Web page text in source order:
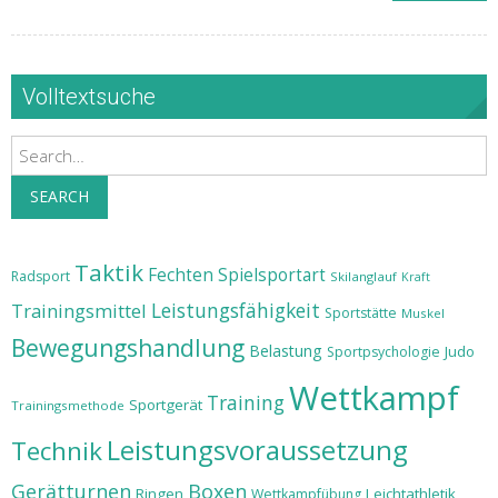
Volltextsuche
Search
SEARCH
Radsport Taktik Fechten Spielsportart Skilanglauf Kraft
Trainingsmittel Leistungsfähigkeit Sportstätte Muskel
Bewegungshandlung Belastung Sportpsychologie Judo
Trainingsmethode Sportgerät TrainingWettkampf
TechnikLeistungsvoraussetzung
Gerätturnen Ringen Boxen Wettkampfübung Leichtathletik